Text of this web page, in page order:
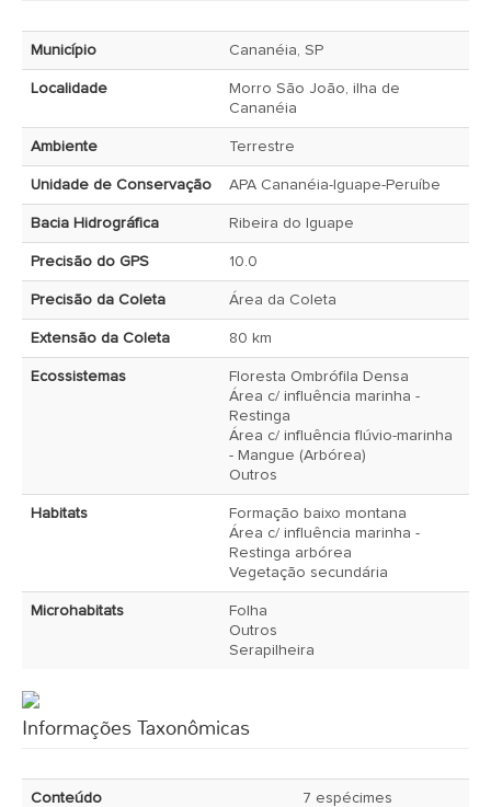
Município Cananéia, SP
Localidade
Morro São João, ilha de
Cananéia
Ambiente Terrestre
Unidade de Conservação APA Cananéia-Iguape-Peruíbe
Bacia Hidrográfica Ribeira do Iguape
Precisão do GPS 10.0
Precisão da Coleta Área da Coleta
Extensão da Coleta 80 km
Ecossistemas
Floresta Ombrófila Densa
Área c/ influência marinha -
Restinga
Área c/ influência flúvio-marinha
- Mangue (Arbórea)
Outros
Habitats
Formação baixo montana
Área c/ influência marinha -
Restinga arbórea
Vegetação secundária
Microhabitats
Folha
Outros
Serapilheira
Informações Taxonômicas
Conteúdo 7 espécimes